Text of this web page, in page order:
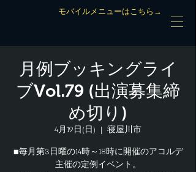
モバイルメニューはこちら→
月例ブッキングライ
ブVol.79 (出演募集締
め切り)
4月19日(日)
  |
寝屋川市
■毎月第3日曜の14時～18時に開催のアコルデ
主催の定例イベント。